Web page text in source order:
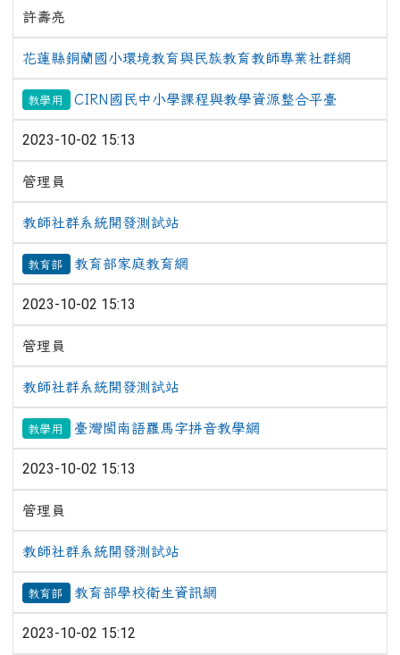
許壽亮
花蓮縣銅蘭國小環境教育與民族教育教師專業社群網
教學用 CIRN國民中小學課程與教學資源整合平臺
2023-10-02 15:13
管理員
教師社群系統開發測試站
教育部 教育部家庭教育網
2023-10-02 15:13
管理員
教師社群系統開發測試站
教學用 臺灣閩南語羅馬字拼音教學網
2023-10-02 15:13
管理員
教師社群系統開發測試站
教育部 教育部學校衛生資訊網
2023-10-02 15:12